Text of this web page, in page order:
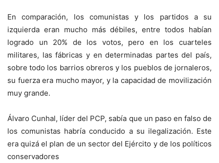
En comparación, los comunistas y los partidos a su
izquierda eran mucho más débiles, entre todos habían
logrado un 20% de los votos, pero en los cuarteles
militares, las fábricas y en determinadas partes del país,
sobre todo los barrios obreros y los pueblos de jornaleros,
su fuerza era mucho mayor, y la capacidad de movilización
muy grande.
Álvaro Cunhal, líder del PCP, sabía que un paso en falso de
los comunistas habría conducido a su ilegalización. Este
era quizá el plan de un sector del Ejército y de los políticos
conservadores